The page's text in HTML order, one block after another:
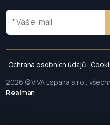
Ochrana osobních údajů
2026 © VIVA Espana s.r.o.,
Realman